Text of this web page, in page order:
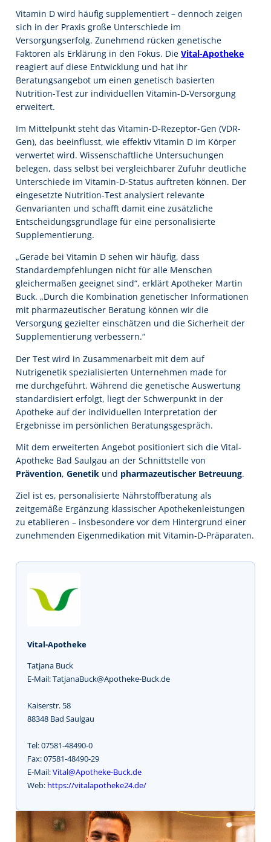
Vitamin D wird häufig supplementiert – dennoch zeigen
sich in der Praxis große Unterschiede im
Versorgungserfolg. Zunehmend rücken genetische
Faktoren als Erklärung in den Fokus. Die Vital-Apotheke
reagiert auf diese Entwicklung und hat ihr
Beratungsangebot um einen genetisch basierten
Nutrition-Test zur individuellen Vitamin-D-Versorgung
erweitert.
Im Mittelpunkt steht das Vitamin-D-Rezeptor-Gen (VDR-
Gen), das beeinflusst, wie effektiv Vitamin D im Körper
verwertet wird. Wissenschaftliche Untersuchungen
belegen, dass selbst bei vergleichbarer Zufuhr deutliche
Unterschiede im Vitamin-D-Status auftreten können. Der
eingesetzte Nutrition-Test analysiert relevante
Genvarianten und schafft damit eine zusätzliche
Entscheidungsgrundlage für eine personalisierte
Supplementierung.
„Gerade bei Vitamin D sehen wir häufig, dass
Standardempfehlungen nicht für alle Menschen
gleichermaßen geeignet sind“, erklärt Apotheker Martin
Buck. „Durch die Kombination genetischer Informationen
mit pharmazeutischer Beratung können wir die
Versorgung gezielter einschätzen und die Sicherheit der
Supplementierung verbessern.“
Der Test wird in Zusammenarbeit mit dem auf
Nutrigenetik spezialisierten Unternehmen made for
me durchgeführt. Während die genetische Auswertung
standardisiert erfolgt, liegt der Schwerpunkt in der
Apotheke auf der individuellen Interpretation der
Ergebnisse im persönlichen Beratungsgespräch.
Mit dem erweiterten Angebot positioniert sich die Vital-
Apotheke Bad Saulgau an der Schnittstelle von
Prävention, Genetik und pharmazeutischer Betreuung.
Ziel ist es, personalisierte Nährstoffberatung als
zeitgemäße Ergänzung klassischer Apothekenleistungen
zu etablieren – insbesondere vor dem Hintergrund einer
zunehmenden Eigenmedikation mit Vitamin-D-Präparaten.
Vital-Apotheke
Tatjana Buck
E-Mail: TatjanaBuck@Apotheke-Buck.de
Kaiserstr. 58
88348 Bad Saulgau
Tel: 07581-48490-0
Fax: 07581-48490-29
E-Mail:Vital@Apotheke-Buck.de
Web: https://vitalapotheke24.de/